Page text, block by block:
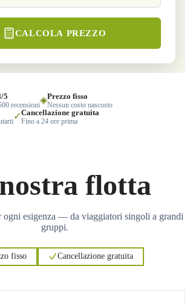
CALCOLA PREZZO
5
recensioni◈Prezzo fisso
Nessun costo nascosto
✓Cancellazione gratuita
Fino a 24 ore prima
flotta
ogni esigenza — da viaggiatori singoli a grandi
gruppi.
fisso Cancellazione gratuita